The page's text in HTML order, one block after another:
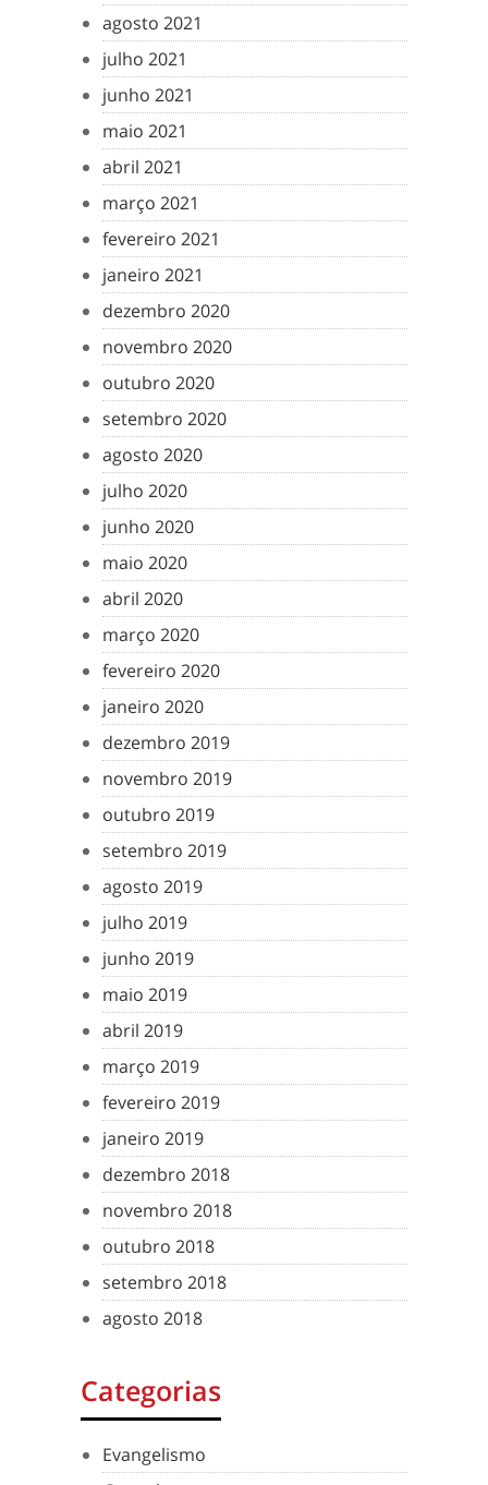
agosto 2021
julho 2021
junho 2021
maio 2021
abril 2021
março 2021
fevereiro 2021
janeiro 2021
dezembro 2020
novembro 2020
outubro 2020
setembro 2020
agosto 2020
julho 2020
junho 2020
maio 2020
abril 2020
março 2020
fevereiro 2020
janeiro 2020
dezembro 2019
novembro 2019
outubro 2019
setembro 2019
agosto 2019
julho 2019
junho 2019
maio 2019
abril 2019
março 2019
fevereiro 2019
janeiro 2019
dezembro 2018
novembro 2018
outubro 2018
setembro 2018
agosto 2018
Categorias
Evangelismo